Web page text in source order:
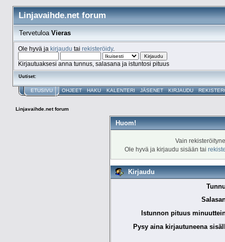
Linjavaihde.net forum
TervetuloaVieras
Ole hyvä ja kirjaudu tai rekisteröidy.
Kirjautuaksesi anna tunnus, salasana ja istuntosi pituus
Uutiset:
ETUSIVU OHJEET HAKU KALENTERI JÄSENET KIRJAUDU
Linjavaihde.net forum
Huom!
Vain
Ole hyvä ja kirjaudu sisään tai
Kirjaudu
Istunnon pituus
Pysy aina kirjautuneena